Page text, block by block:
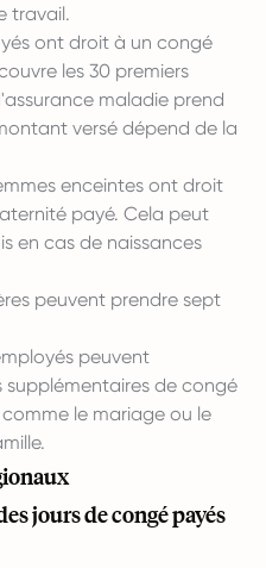
travail.
ont droit à un congé
les 30 premiers
maladie prend
versé dépend de la
enceintes ont droit
payé. Cela peut
en cas de naissances
peuvent prendre sept
peuvent
supplémentaires de congé
le mariage ou le
jours de congé payés